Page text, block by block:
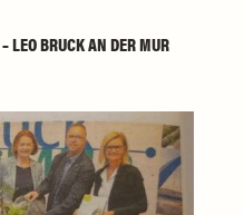
LEO BRUCK AN DER MUR